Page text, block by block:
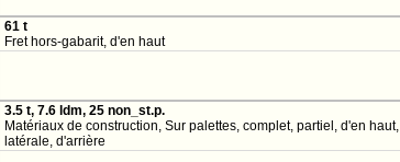
61 t
Fret hors-gabarit, d'en haut
3.5 t, 7.6 ldm, 25 non_st.p.
Matériaux de construction, Sur palettes, complet, partiel, d'en haut,
latérale, d'arrière